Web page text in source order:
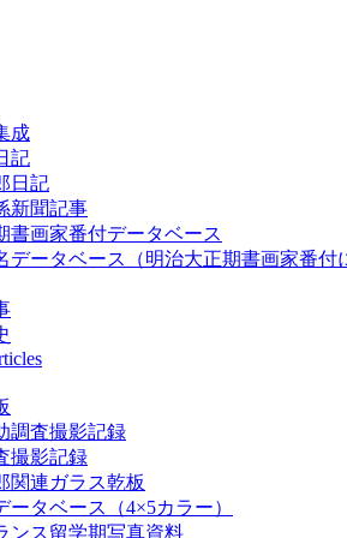
成
記
日記
新聞記事
書画家番付データベース
データベース（明治大正期書画家番付
調査撮影記録
撮影記録
関連ガラス乾板
ータベース（4×5カラー）
ンス留学期写真資料